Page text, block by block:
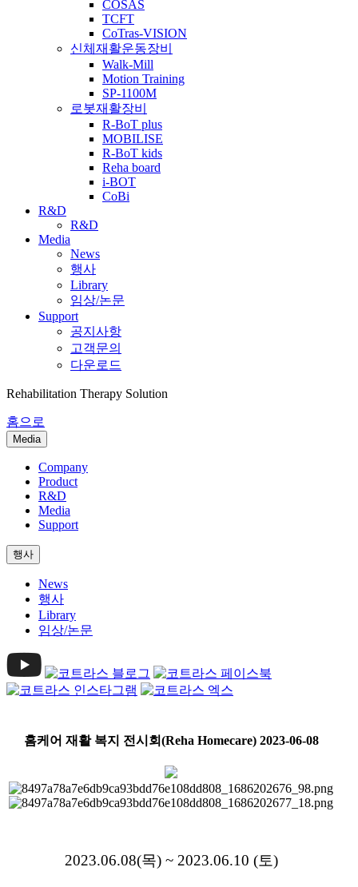
COSAS
TCFT
CoTras-VISION
신체재활운동장비
Walk-Mill
Motion Training
SP-1100M
로봇재활장비
R-BoT plus
MOBILISE
R-BoT kids
Reha board
i-BOT
CoBi
R&D
R&D
Media
News
행사
Library
임상/논문
Support
공지사항
고객문의
다운로드
Rehabilitation Therapy Solution
홈으로
Media
Company
Product
R&D
Media
Support
행사
News
행사
Library
임상/논문
홈케어 재활 복지 전시회(Reha Homecare) 2023-06-08
2023.06.08(목) ~ 2023.06.10 (토)